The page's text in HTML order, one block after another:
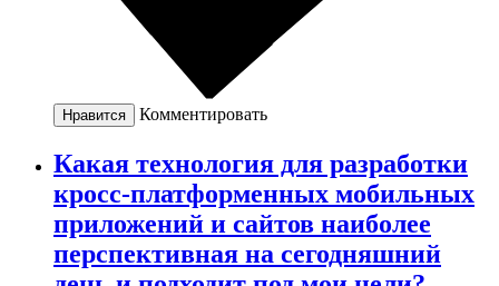
Нравится Комментировать
Какая технология для разработки
кросс-платформенных мобильных
приложений и сайтов наиболее
перспективная на сегодняшний